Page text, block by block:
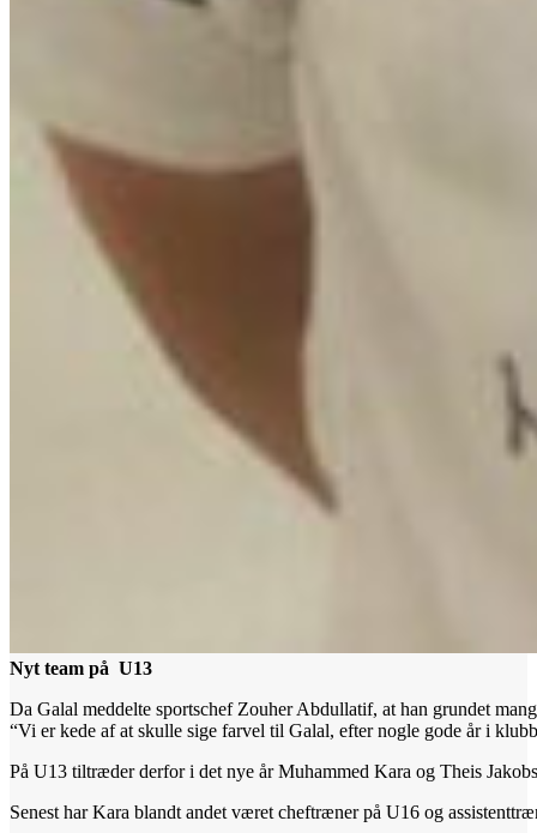
Nyt team på U13
Da Galal meddelte sportschef Zouher Abdullatif, at han grundet
“Vi er kede af at skulle sige farvel til Galal, efter nogle gode år i
På U13 tiltræder derfor i det nye år Muhammed Kara og Theis
Senest har Kara blandt andet været cheftræner på U16 og